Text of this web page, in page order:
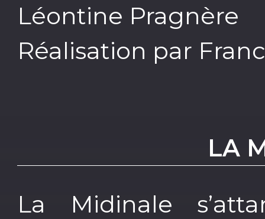
Léontine Pragnère
Réalisation par
LA
La Midinale